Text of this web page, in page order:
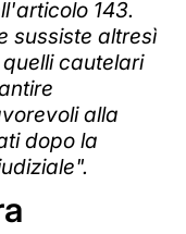
143.
sussiste altresì
cautelari
alla
dopo la